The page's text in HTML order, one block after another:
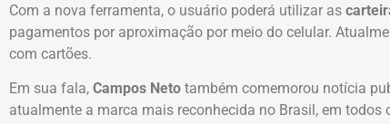
Com a nova ferramenta, o usuário poderá utilizar as
pagamentos por aproximação por meio do celular.
com cartões.
Em sua fala, Campos Neto também comemorou notícia
atualmente a marca mais reconhecida no Brasil, em todos